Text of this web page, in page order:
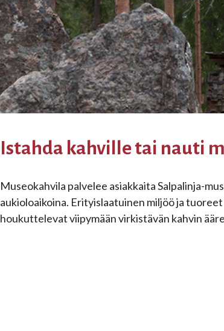
Esteettömyys
Aukioloajat ja
Palvelut
Museokauppa
Kahvila
Lapsiperheille
Palvelut
Majoittuminen
Istahda kahville tai nauti
Museokahvila palvelee asiakkaita Salpalinja-
aukioloaikoina. Erityislaatuinen miljöö ja
houkuttelevat viipymään virkistävän kahvin